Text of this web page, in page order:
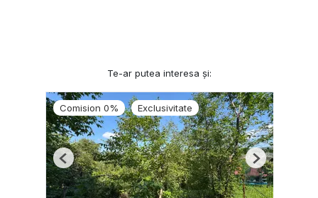
Te-ar putea interesa și:
Comision 0% Exclusivitate
Previous Next